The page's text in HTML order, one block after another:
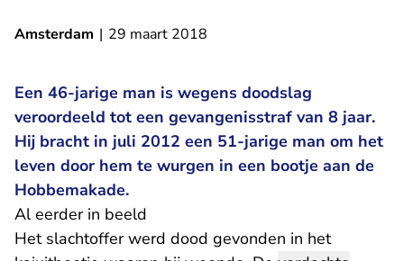
Amsterdam | 29 maart 2018
Een 46-jarige man is wegens doodslag
veroordeeld tot een gevangenisstraf van 8 jaar.
Hij bracht in juli 2012 een 51-jarige man om het
leven door hem te wurgen in een bootje aan de
Hobbemakade.
Al eerder in beeld
Het slachtoffer werd dood gevonden in het